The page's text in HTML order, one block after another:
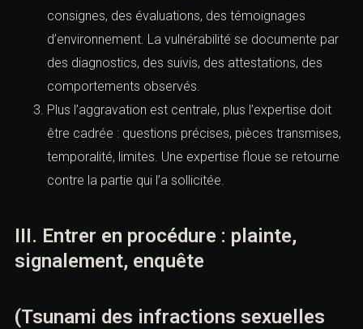
victime, lien d’autorité, pluralité d’auteurs, usage de
substances, handicap, dépendance économique
ou affective.
Il faut prouver ces aggravations comme des faits,
et non comme des impressions. Le lien d’autorité
se documente par des fonctions, des messages,
des consignes, des évaluations, des témoignages
d’environnement. La vulnérabilité se documente
des comportements observés.
Plus l’aggravation est centrale, plus l’expertise doit
être cadrée : questions précises, pièces
floue se retourne contre la partie qui l’a sollicitée.